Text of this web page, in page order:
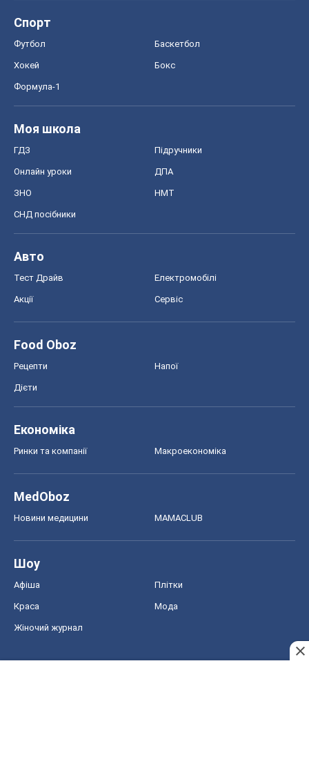
Спорт
Футбол Баскетбол
Хокей Бокс
Формула-1
Моя школа
ГДЗ Підручники
Онлайн уроки ДПА
ЗНО НМТ
СНД посібники
Авто
Тест Драйв Електромобілі
Акції Сервіс
Food Oboz
Рецепти Напої
Дієти
Економіка
Ринки та компанії Макроекономіка
MedOboz
Новини медицини MAMACLUB
Шоу
Афіша Плітки
Краса Мода
Жіночий журнал